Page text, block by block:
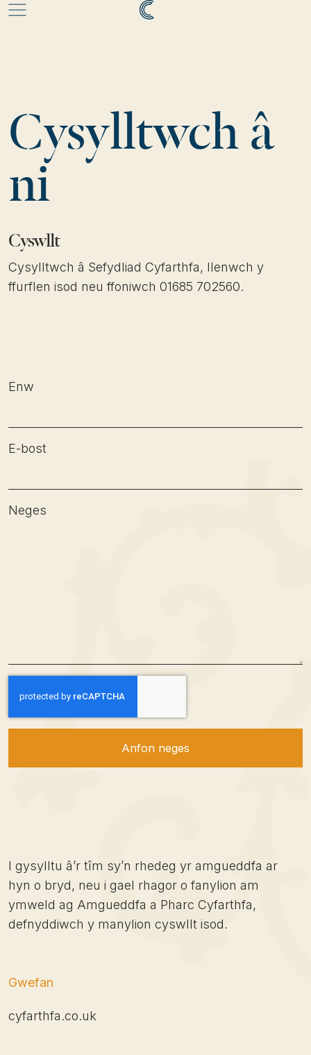
Cysylltwch â
ni
Cyswllt
Cysylltwch â Sefydliad Cyfarthfa, llenwch y
ffurflen isod neu ffoniwch 01685 702560.
Enw
E-bost
Neges
Anfon neges
I gysylltu â’r tîm sy’n rhedeg yr amgueddfa ar
hyn o bryd, neu i gael rhagor o fanylion am
ymweld ag Amgueddfa a Pharc Cyfarthfa,
defnyddiwch y manylion cyswllt isod.
Gwefan
cyfarthfa.co.uk